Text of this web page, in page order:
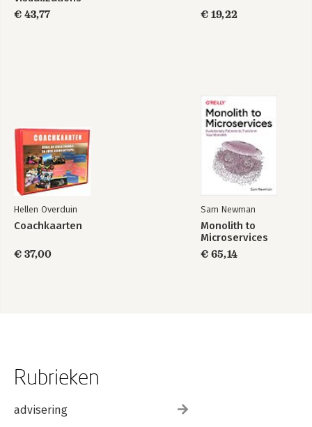
€ 43,77
€ 19,22
Hellen Overduin
Coachkaarten
€ 37,00
Sam Newman
Monolith to
Microservices
€ 65,14
Rubrieken
advisering